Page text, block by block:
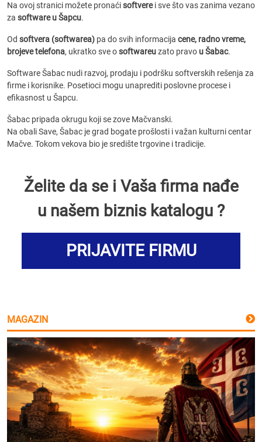
Na ovoj stranici možete pronaćisoftverei sve što vas zanima vezano
za software u Šapcu.
Od softvera (softwarea) pa do svih informacija cene, radno vreme,
brojeve telefona, ukratko sve osoftwareuzato pravo u Šabac.
Software Šabac nudi razvoj, prodaju i podršku softverskih rešenja za
firme i korisnike. Posetioci mogu unaprediti poslovne procese i
efikasnost u Šapcu.
Šabac pripada okrugu koji se zove Mačvanski.
Na obali Save, Šabac je grad bogate prošlosti i važan kulturni centar
Mačve. Tokom vekova bio je središte trgovine i tradicije.
Želite da se i Vaša firma nađe
u našem biznis katalogu ?
PRIJAVITE FIRMU
MAGAZIN